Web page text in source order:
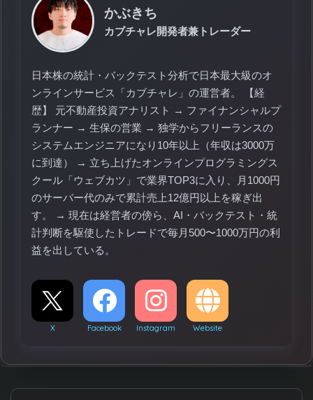
かぶきち
カブチャレ開発者兼トレーダー
日本株の統計・バックテスト分析で日本最大級のオ
ンラインサービス「カブチャレ」の運営者。 【経
歴】 元不動産投資アナリスト → ファイナンシャルプ
ランナー → 生保の営業 → 独学からフリーランスの
システムエンジニアになり10年以上（年収は3000万
に到達） → 立ち上げたオンラインプログラミングス
クール「ウェブカツ」で業界TOP3に入り、月1000円
のサーバー代のみで累計売上12億円以上を稼ぎ出
す。 → 現在は経営者の傍ら、AI・バックテスト・統
計判断を駆使したトレードで毎月500〜1000万円の利
益を出している。
X Facebook Instagram Website